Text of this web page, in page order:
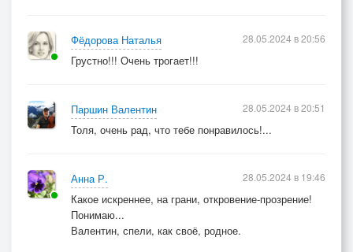
Фёдорова Наталья
Грустно!!! Очень трогает!!!
28.05.2024 в 20:56
Паршин Валентин
Толя, очень рад, что тебе понравилось!...
28.05.2024 в 20:51
Анна Р.
Какое искреннее, на грани, откровение-прозрение!
Понимаю...
Валентин, спели, как своё, родное.
28.05.2024 в 19:46